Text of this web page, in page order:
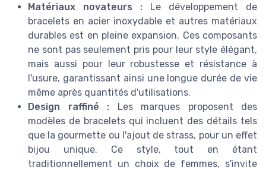
Matériaux novateurs : Le développement de
bracelets en acier inoxydable et autres matériaux
durables est en pleine expansion. Ces composants
ne sont pas seulement pris pour leur style élégant,
mais aussi pour leur robustesse et résistance à
l'usure, garantissant ainsi une longue durée de vie
même après quantités d'utilisations.
Design raffiné : Les marques proposent des
modèles de bracelets qui incluent des détails tels
que la gourmette ou l'ajout de strass, pour un effet
bijou unique. Ce style, tout en étant
traditionnellement un choix de femmes, s'invite